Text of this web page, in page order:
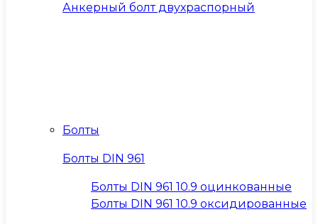
Анкерный болт двухраспорный
Болты
Болты DIN 961
Болты DIN 961 10.9 оцинкованные
Болты DIN 961 10.9 оксидированные